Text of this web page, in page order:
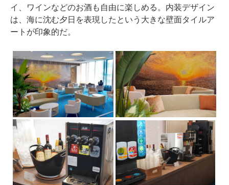
イ、ワインなどのお酒も自由に楽しめる。内装デザイン
は、海に沈む夕日を表現したという大きな壁面タイルア
ートが印象的だ。